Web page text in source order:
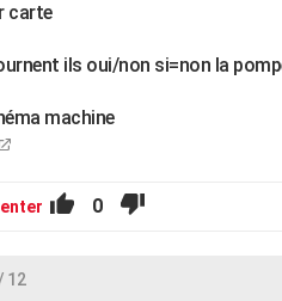
carte
ils oui/non si=non la
machine
0
12